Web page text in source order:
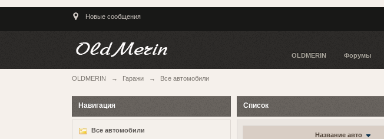
Новые сообщения
OLDMERIN Форумы
OLDMERIN → Гаражи → Все автомобили
Навигация
Все автомобили
Список
Название авто